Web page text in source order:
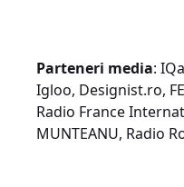
Parteneri media:
Igloo, Designist.ro,
Radio France
MUNTEANU, Radio